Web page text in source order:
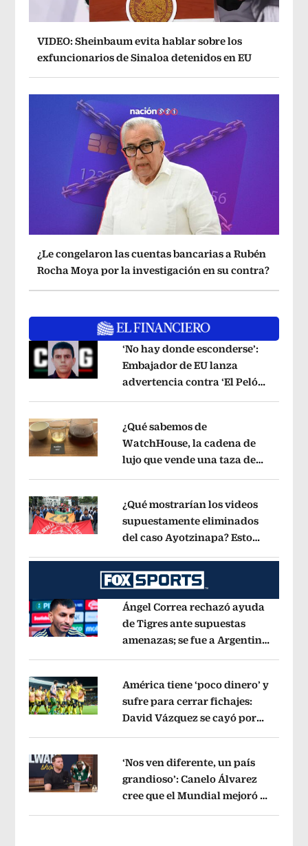
VIDEO: Sheinbaum evita hablar sobre los
exfuncionarios de Sinaloa detenidos en EU
¿Le congelaron las cuentas bancarias a Rubén
Rocha Moya por la investigación en su contra?
Opens in new window
‘No hay donde esconderse’:
Embajador de EU lanza
advertencia contra ‘El Pelón’,
Opens in new window
¿Qué sabemos de
WatchHouse, la cadena de
lujo que vende una taza de
Opens in new window
¿Qué mostrarían los videos
supuestamente eliminados
del caso Ayotzinapa? Esto
Opens in new window
Ángel Correa rechazó ayuda
de Tigres ante supuestas
amenazas; se fue a Argentina
Opens in new window
América tiene ‘poco dinero’ y
sufre para cerrar fichajes:
David Vázquez se cayó por
Opens in new window
‘Nos ven diferente, un país
grandioso’: Canelo Álvarez
cree que el Mundial mejoró la